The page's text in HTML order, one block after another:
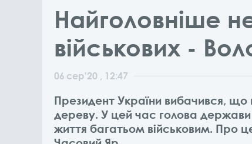
Найголовніше
військових -
06 сер'20 , 12:47
Президент України вибачився, що
дереву. У цей час голова
життя багатьом військовим. Про